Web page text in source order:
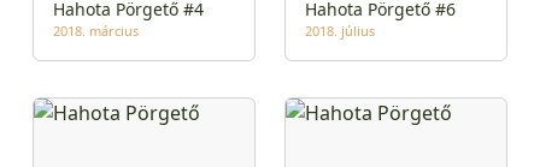
Hahota Pörgető #4
2018. március
Hahota Pörgető #6
2018. július